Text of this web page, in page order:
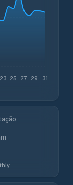
23 25 27 29 31